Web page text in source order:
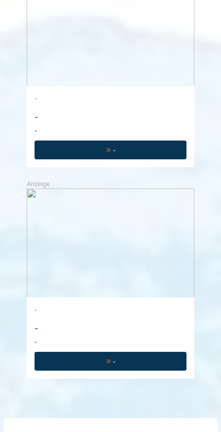
-
-
-
-
Anzeige
-
-
-
-